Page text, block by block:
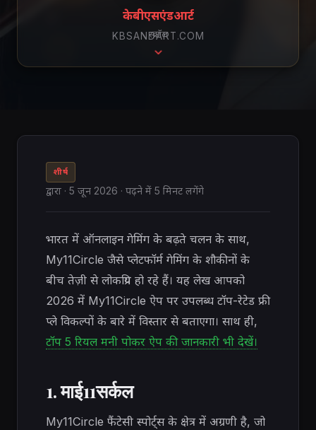
केबीएसएंडआर्ट
KBSANDART.COM
स्क्रॉल
शीर्ष
द्वारा · 5 जून 2026 · पढ़ने में 5 मिनट लगेंगे
भारत में ऑनलाइन गेमिंग के बढ़ते चलन के साथ,
My11Circle जैसे प्लेटफॉर्म गेमिंग के शौकीनों के
बीच तेज़ी से लोकप्रिय हो रहे हैं। यह लेख आपको
2026 में My11Circle ऐप पर उपलब्ध टॉप-रेटेड फ्री
प्ले विकल्पों के बारे में विस्तार से बताएगा। साथ ही,
टॉप 5 रियल मनी पोकर ऐप की जानकारी भी देखें।
1. माई11सर्कल
My11Circle फैंटेसी स्पोर्ट्स के क्षेत्र में अग्रणी है, जो